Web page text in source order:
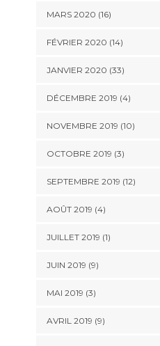
MARS 2020 (16)
FÉVRIER 2020 (14)
JANVIER 2020 (33)
DÉCEMBRE 2019 (4)
NOVEMBRE 2019 (10)
OCTOBRE 2019 (3)
SEPTEMBRE 2019 (12)
AOÛT 2019 (4)
JUILLET 2019 (1)
JUIN 2019 (9)
MAI 2019 (3)
AVRIL 2019 (9)